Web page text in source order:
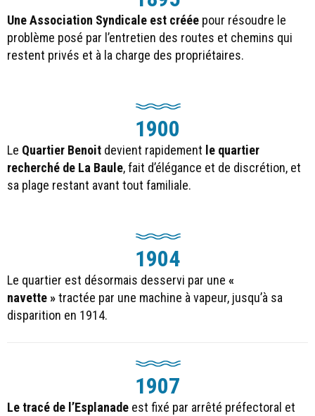
Une Association Syndicale est créée pour résoudre le
problème posé par l’entretien des routes et chemins qui
restent privés et à la charge des propriétaires.
1900
Le Quartier Benoit devient rapidement le quartier
recherché de La Baule, fait d’élégance et de discrétion, et
sa plage restant avant tout familiale.
1904
Le quartier est désormais desservi par une «
navette »tractée par une machine à vapeur, jusqu’à sa
disparition en 1914.
1907
Le tracé de l’Esplanade est fixé par arrêté préfectoral et